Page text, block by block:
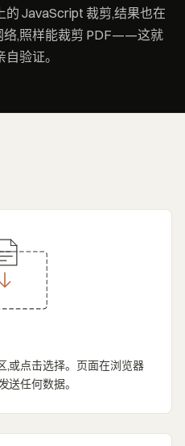
JavaScript 裁剪,结果也在
络,照样能裁剪 PDF——这就
验证。
,或点击选择。页面在浏览器
送任何数据。